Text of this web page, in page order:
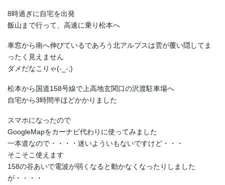
8時過ぎに自宅を出発
飯山まで行って、高速に乗り松本へ
車窓から南へ伸びているであろう北アルプスは雲が覆い隠してま
ったく見えません
ダメだなこりゃ(-_-;)
松本から国道158号線で上高地玄関口の沢渡駐車場へ
自宅から3時間半ほどかかりました
スマホになったので
GoogleMapをカーナビ代わりに使ってみました
一本道なので・・・・迷いよういもないですけど・・・
そこそこ使えます
158の谷あいで電波が弱くなると動かなくなったりしました
が・・・・